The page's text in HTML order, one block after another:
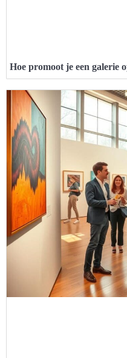
Hoe promoot je een galerie